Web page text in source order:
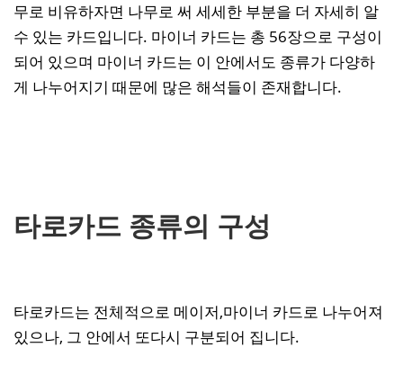
무로 비유하자면 나무로 써 세세한 부분을 더 자세히 알
수 있는 카드입니다. 마이너 카드는 총 56장으로 구성이
되어 있으며 마이너 카드는 이 안에서도 종류가 다양하
게 나누어지기 때문에 많은 해석들이 존재합니다.
타로카드 종류의 구성
타로카드는 전체적으로 메이저,마이너 카드로 나누어져
있으나, 그 안에서 또다시 구분되어 집니다.